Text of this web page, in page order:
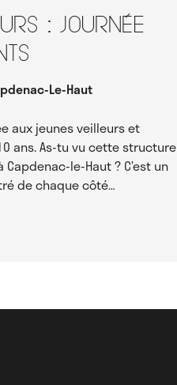
: journée
Le-Haut
aux jeunes veilleurs et
ans. As-tu vu cette structure
le-Haut ? C’est un
de chaque côté…